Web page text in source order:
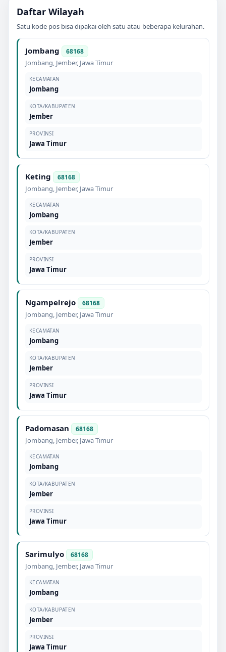
Daftar Wilayah
Satu kode pos bisa dipakai oleh satu atau beberapa kelurahan.
Jombang 68168
Jombang, Jember, Jawa Timur
KECAMATAN
Jombang
KOTA/KABUPATEN
Jember
PROVINSI
Jawa Timur
Keting 68168
Jombang, Jember, Jawa Timur
KECAMATAN
Jombang
KOTA/KABUPATEN
Jember
PROVINSI
Jawa Timur
Ngampelrejo 68168
Jombang, Jember, Jawa Timur
KECAMATAN
Jombang
KOTA/KABUPATEN
Jember
PROVINSI
Jawa Timur
Padomasan 68168
Jombang, Jember, Jawa Timur
KECAMATAN
Jombang
KOTA/KABUPATEN
Jember
PROVINSI
Jawa Timur
Sarimulyo 68168
Jombang, Jember, Jawa Timur
KECAMATAN
Jombang
KOTA/KABUPATEN
Jember
PROVINSI
Jawa Timur